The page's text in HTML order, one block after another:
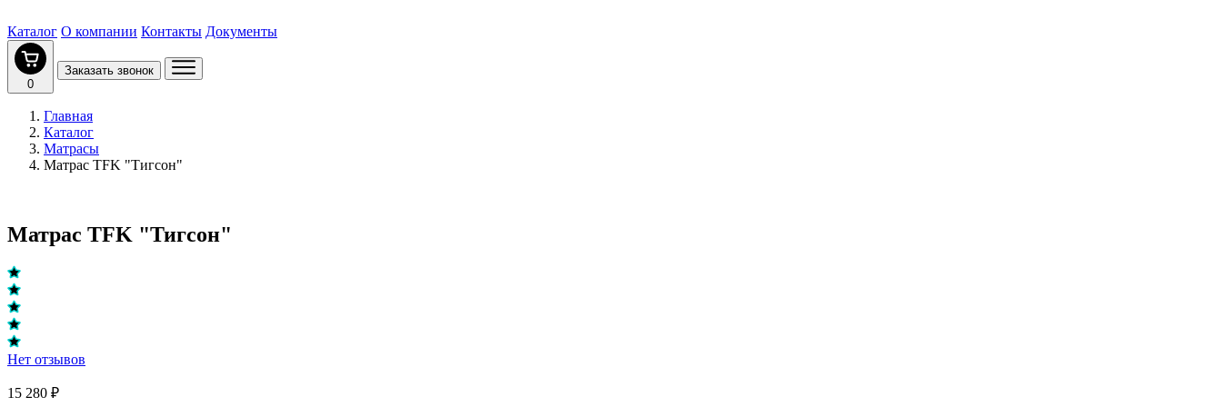
Каталог О компании Контакты Документы
0
Заказать звонок
Главная
Каталог
Матрасы
Матрас TFK "Тигсон"
Матрас TFK "Тигсон"
Нет отзывов
15 280 ₽